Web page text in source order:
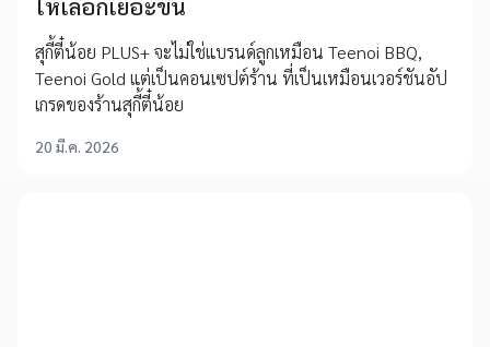
ให้เลือกเยอะขึ้น
สุกี้ตี๋น้อย PLUS+ จะไม่ใช่แบรนด์ลูกเหมือน Teenoi BBQ,
Teenoi Gold แต่เป็นคอนเซปต์ร้าน ที่เป็นเหมือนเวอร์ชันอัป
เกรดของร้านสุกี้ตี๋น้อย
20 มี.ค. 2026